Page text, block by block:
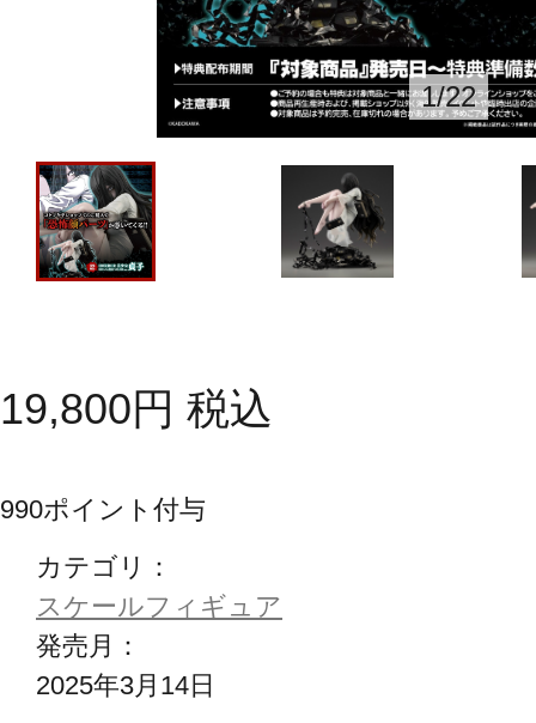
1/22
19,800円 税込
990ポイント付与
カテゴリ：
スケールフィギュア
発売月：
2025年3月14日